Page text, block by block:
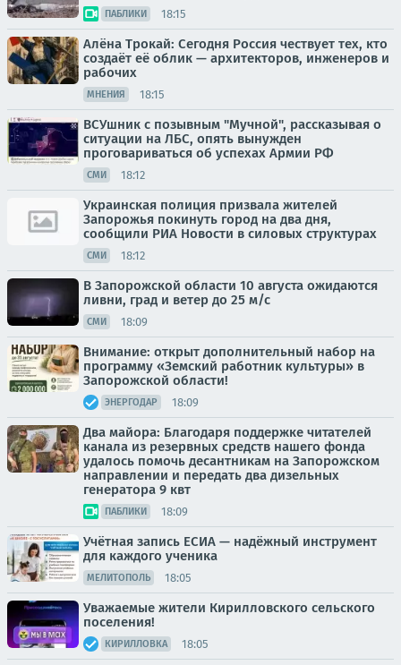
ПАБЛИКИ 18:15
Алёна Трокай: Сегодня Россия чествует тех, кто
создаёт её облик — архитекторов, инженеров и
рабочих
МНЕНИЯ 18:15
ВСУшник с позывным "Мучной", рассказывая о
ситуации на ЛБС, опять вынужден
проговариваться об успехах Армии РФ
СМИ 18:12
Украинская полиция призвала жителей
Запорожья покинуть город на два дня,
сообщили РИА Новости в силовых структурах
СМИ 18:12
В Запорожской области 10 августа ожидаются
ливни, град и ветер до 25 м/с
СМИ 18:09
Внимание: открыт дополнительный набор на
программу «Земский работник культуры» в
Запорожской области!
ЭНЕРГОДАР 18:09
Два майора: Благодаря поддержке читателей
канала из резервных средств нашего фонда
удалось помочь десантникам на Запорожском
направлении и передать два дизельных
генератора 9 квт
ПАБЛИКИ 18:09
Учётная запись ЕСИА — надёжный инструмент
для каждого ученика
МЕЛИТОПОЛЬ 18:05
Уважаемые жители Кирилловского сельского
поселения!
КИРИЛЛОВКА 18:05